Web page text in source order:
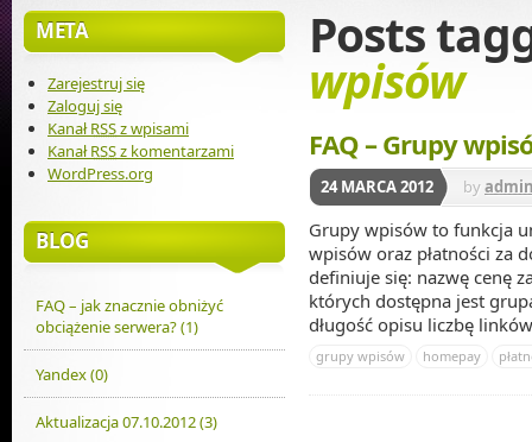
Posts
wpisów
FAQ – Grupy
24 MARCA 2012 by
Grupy wpisów to funkcja
wpisów oraz płatności za
definiuje się: nazwę cenę
których dostępna jest
długość opisu liczbę
grupy wpisów homepay
META
Zarejestruj się
Zaloguj się
KanałRSSz wpisami
KanałRSSz komentarzami
WordPress.org
BLOG
FAQ – jak znacznie obniżyć
obciążenie serwera? (1)
Yandex (0)
Aktualizacja 07.10.2012 (3)